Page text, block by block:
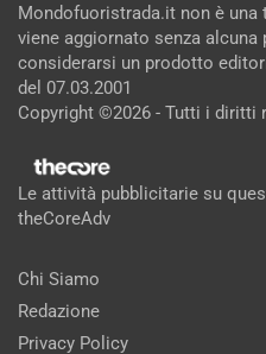
Mondofuoristrada.it non è
viene aggiornato senza
considerarsi un prodotto
del 07.03.2001
Copyright ©2026 - Tutti i diritti
Le attività pubblicitarie su
theCoreAdv
Chi Siamo
Redazione
Privacy Policy